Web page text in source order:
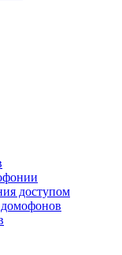
доступом
домофонов